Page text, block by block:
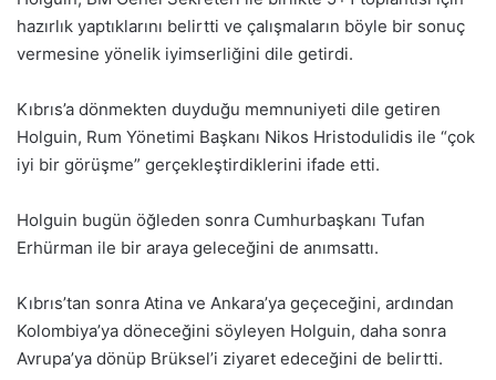
hazırlık yaptıklarını belirtti ve çalışmaların böyle bir sonuç
vermesine yönelik iyimserliğini dile getirdi.
Kıbrıs’a dönmekten duyduğu memnuniyeti dile getiren
Holguin, Rum Yönetimi Başkanı Nikos Hristodulidis ile “çok
iyi bir görüşme” gerçekleştirdiklerini ifade etti.
Holguin bugün öğleden sonra Cumhurbaşkanı Tufan
Erhürman ile bir araya geleceğini de anımsattı.
Kıbrıs’tan sonra Atina ve Ankara’ya geçeceğini, ardından
Kolombiya’ya döneceğini söyleyen Holguin, daha sonra
Avrupa’ya dönüp Brüksel’i ziyaret edeceğini de belirtti.